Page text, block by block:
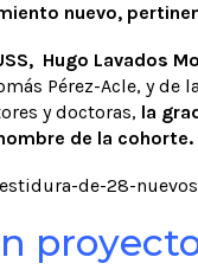
nuevo,
Hugo Lavados
Pérez-Acle, y de
y doctoras, la
de la cohorte.